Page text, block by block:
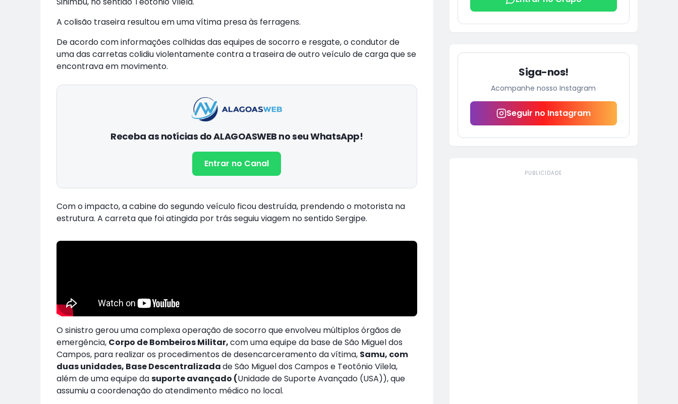
A colisão traseira resultou em uma vítima presa às ferragens.
De acordo com informações colhidas das equipes de socorro e resgate, o condutor de
uma das carretas colidiu violentamente contra a traseira de outro veículo de carga que se
encontrava em movimento.
Receba as notícias do ALAGOASWEB no seu WhatsApp!
Entrar no Canal
Com o impacto, a cabine do segundo veículo ficou destruída, prendendo o motorista na
estrutura. A carreta que foi atingida por trás seguiu viagem no sentido Sergipe.
O sinistro gerou uma complexa operação de socorro que envolveu múltiplos órgãos de
emergência, Corpo de Bombeiros Militar,com uma equipe da base de São Miguel dos
Campos, para realizar os procedimentos de desencarceramento da vítima, Samu, com
duas unidades, Base Descentralizadade São Miguel dos Campos e Teotônio Vilela,
além de uma equipe dasuporte avançado (Unidade de Suporte Avançado (USA)), que
assumiu a coordenação do atendimento médico no local.
Siga-nos!
Acompanhe nosso Instagram
Seguir no Instagram
PUBLICIDADE